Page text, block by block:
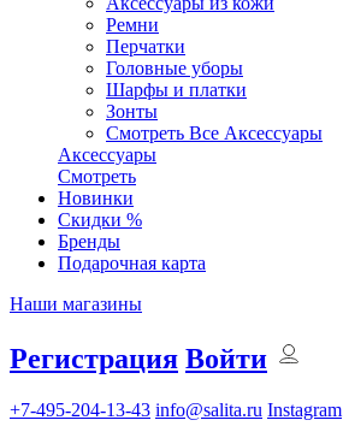
Ремни
Перчатки
Головные уборы
Шарфы и платки
Зонты
Смотреть Все Аксессуары
Аксессуары
Смотреть
Новинки
Скидки %
Бренды
Подарочная карта
Наши магазины
Регистрация Войти
+7-495-204-13-43 info@salita.ru Instagram